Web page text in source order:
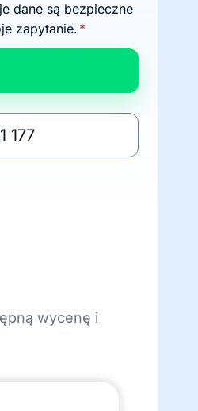
dane są bezpieczne
zapytanie. *
177
wycenę i